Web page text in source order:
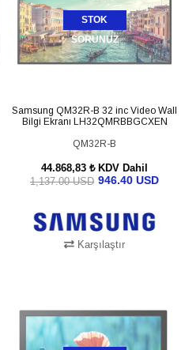
STOK
SORUNUZ
Samsung QM32R-B 32 inc Video Wall
Bilgi Ekranı LH32QMRBBGCXEN
QM32R-B
44.868,83 ₺ KDV Dahil
946.40 USD
1,137.00 USD
Karşılaştır